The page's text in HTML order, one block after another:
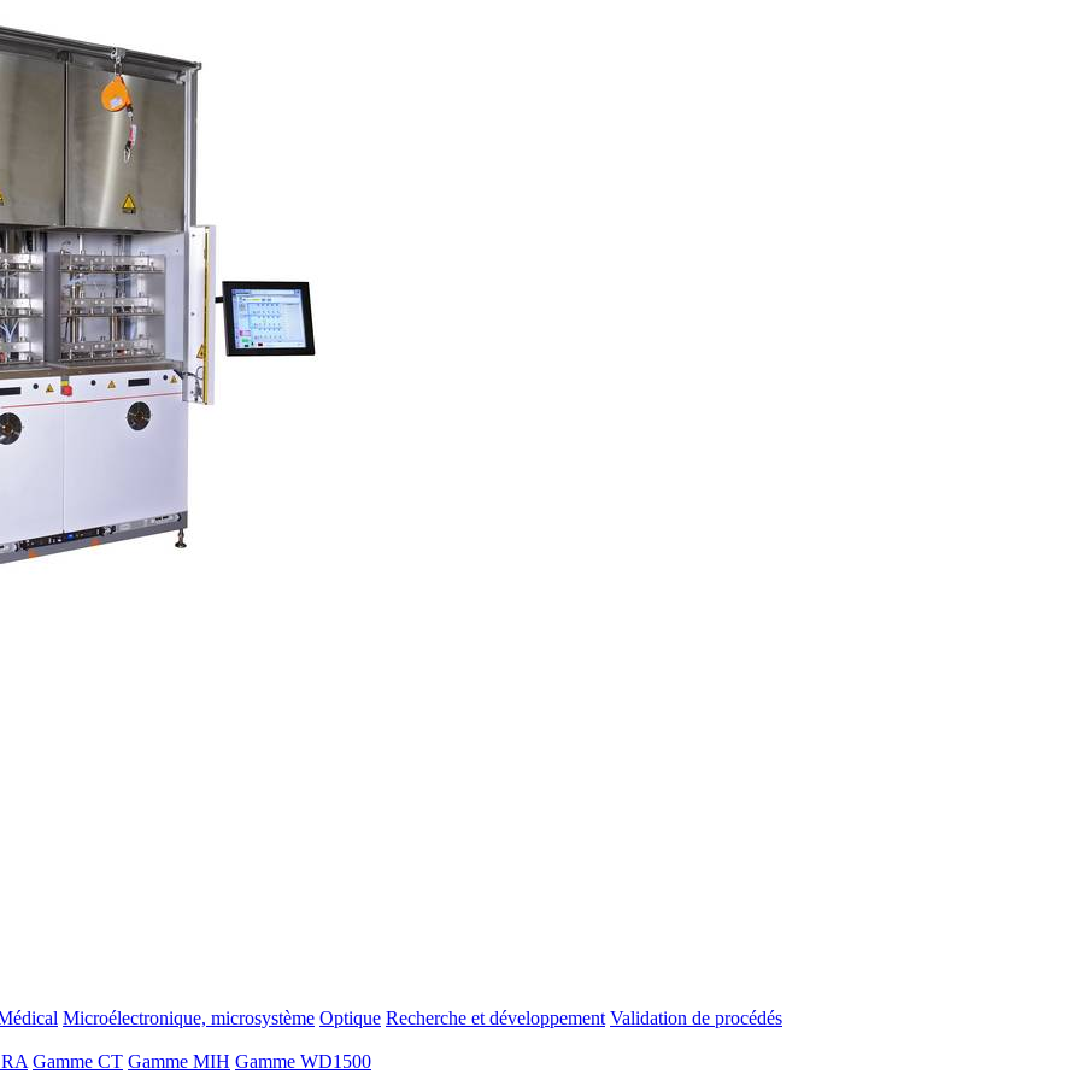
Microélectronique, microsystème Optique Recherche et développement Validation de procédés
Gamme CT Gamme MIH Gamme WD1500